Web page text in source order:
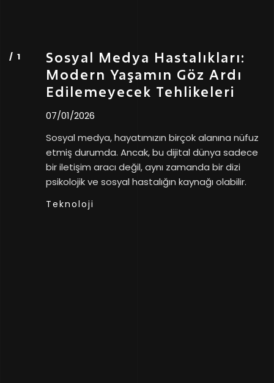
Sosyal Medya Hastalıkları:
Modern Yaşamın Göz Ardı
Edilemeyecek Tehlikeleri
07/01/2026
Sosyal medya, hayatımızın birçok alanına nüfuz
etmiş durumda. Ancak, bu dijital dünya sadece
bir iletişim aracı değil, aynı zamanda bir dizi
psikolojik ve sosyal hastalığın kaynağı olabilir.
Teknoloji